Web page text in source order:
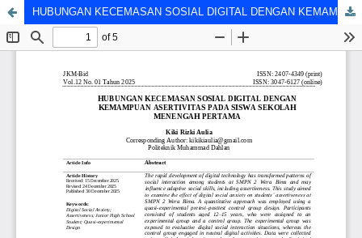
HUBUNGAN KECEMASAN SOSIAL DIGITAL DENGAN KEMAMPUAN ASERTIVITAS PADA SISWA SEKOLAH MENENGAH PERTAMA